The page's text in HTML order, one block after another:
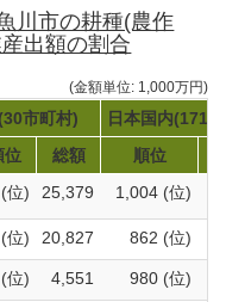
川市の耕種(農作
出額の割合
(金額単位: 1,000万円)
市町村)
日本国内(1719
位 総額 順位
位) 25,379 1,004 (位)
位) 20,827 862 (位)
位) 4,551 980 (位)